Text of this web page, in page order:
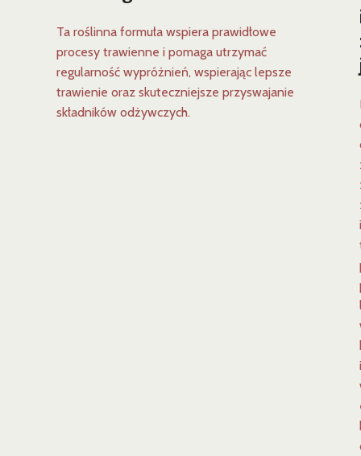
Ta roślinna formuła wspiera prawidłowe
procesy trawienne i pomaga utrzymać
regularność wypróżnień, wspierając lepsze
trawienie oraz skuteczniejsze przyswajanie
składników odżywczych.